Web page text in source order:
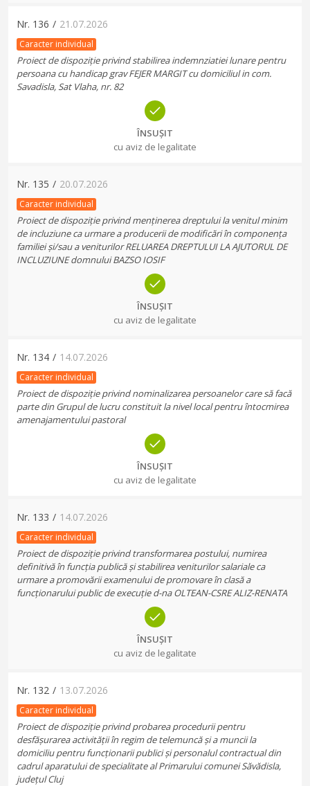
Nr. 136 / 21.07.2026
Caracter individual
Proiect de dispoziție privind stabilirea indemnziatiei lunare pentru
persoana cu handicap grav FEJER MARGIT cu domiciliul in com.
Savadisla, Sat Vlaha, nr. 82
ÎNSUȘIT
cu aviz de legalitate
Nr. 135 / 20.07.2026
Caracter individual
Proiect de dispoziție privind menținerea dreptului la venitul minim
de incluziune ca urmare a producerii de modificări în componența
familiei și/sau a veniturilor RELUAREA DREPTULUI LA AJUTORUL DE
INCLUZIUNE domnului BAZSO IOSIF
ÎNSUȘIT
cu aviz de legalitate
Nr. 134 / 14.07.2026
Caracter individual
Proiect de dispoziție privind nominalizarea persoanelor care să facă
parte din Grupul de lucru constituit la nivel local pentru întocmirea
amenajamentului pastoral
ÎNSUȘIT
cu aviz de legalitate
Nr. 133 / 14.07.2026
Caracter individual
Proiect de dispoziție privind transformarea postului, numirea
definitivă în funcția publică și stabilirea veniturilor salariale ca
urmare a promovării examenului de promovare în clasă a
funcționarului public de execuție d-na OLTEAN-CSRE ALIZ-RENATA
ÎNSUȘIT
cu aviz de legalitate
Nr. 132 / 13.07.2026
Caracter individual
Proiect de dispoziție privind probarea procedurii pentru
desfășurarea activității în regim de telemuncă și a muncii la
domiciliu pentru funcționarii publici și personalul contractual din
cadrul aparatului de specialitate al Primarului comunei Săvădisla,
județul Cluj